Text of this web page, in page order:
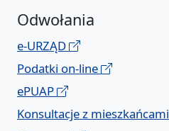
Odwołania
e-URZĄD
Podatki on-line
ePUAP
Konsultacje z mieszkańcami